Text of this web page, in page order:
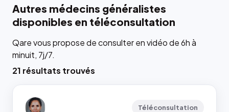
Autres médecins généralistes
disponibles en téléconsultation
Qare vous propose de consulter en vidéo de 6h à
minuit, 7j/7.
21 résultats trouvés
Téléconsultation